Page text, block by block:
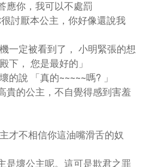
應你，我可以不處罰
討厭本公主，你好像還說我
一定被看到了， 小明緊張的想
下， 您是最好的」
的說 「真的~~~~~嗎? 」
貴的公主，不自覺得感到害羞
才不相信你這油嘴滑舌的奴
是壞公主呢。這可是欺君之罪